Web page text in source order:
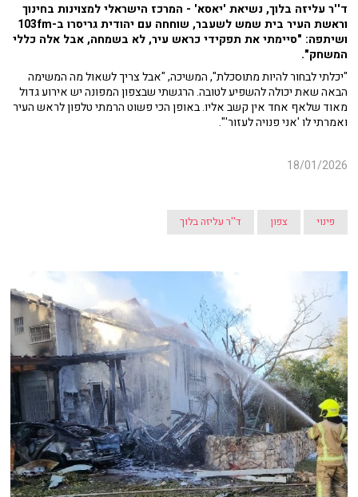
ד''ר עליזה בלוך, נשיאת 'יאסא' - המרכז הישראלי למצוינות בחינוך
וראשת העיר בית שמש לשעבר, שוחחה עם יהודית גריסרו ב-103fm
ושיתפה: "סיימתי את תפקידי כראש עיר, לא בשמחה, אבל אלה כללי
המשחק".
"יכלתי לבחור להיות מתוסכלת", המשיכה, "אבל צריך לשאול מה המשימה
הבאה שאת יכולה להשפיע לטובה. הרגשתי שבצפון המפונה יש אירוע גדול
מאוד שלאף אחד אין קשב אליו. באופן הכי פשוט הרמתי טלפון לראש העיר
ואמרתי לו 'אני פנויה לעזור'".
18/01/2026
פינוי צפון ד''ר עליזה בלוך